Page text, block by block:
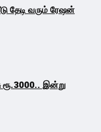
தேடி வரும் ரேஷன்
ரூ.3000.. இன்று